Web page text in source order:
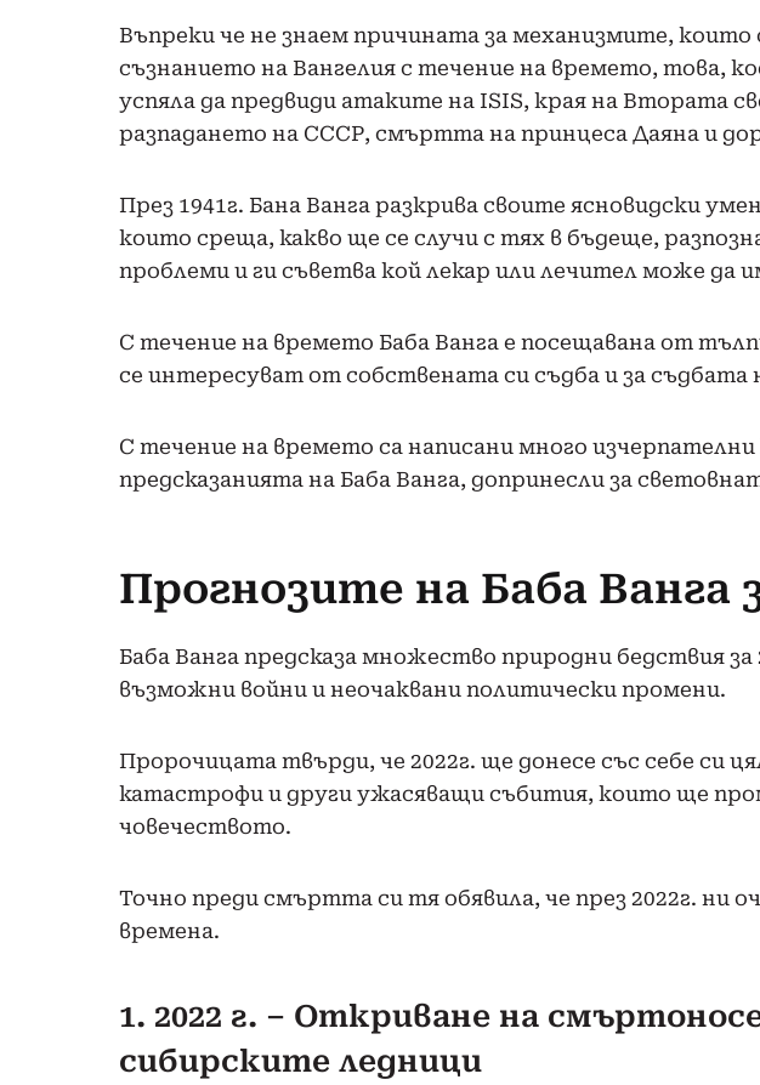
Въпреки че не знаем причината за механизмите, които
съзнанието на Вангелия с течение на времето, това,
успяла да предвиди атаките на ISIS, края на Втората
разпадането на СССР, смъртта на принцеса Даяна и
През 1941г. Бана Ванга разкрива своите ясновидски
които среща, какво ще се случи с тях в бъдеще,
проблеми и ги съветва кой лекар или лечител може да
С течение на времето Баба Ванга е посещавана от
се интересуват от собствената си съдба и за съдбата
С течение на времето са написани много
предсказанията на Баба Ванга, допринесли за
Прогнозите на Баба Ванга
Баба Ванга предсказа множество природни бедствия
възможни войни и неочаквани политически промени.
Пророчицата твърди, че 2022г. ще донесе със себе си
катастрофи и други ужасяващи събития, които ще
човечеството.
Точно преди смъртта си тя обявила, че през 2022г. ни
времена.
1. 2022 г. – Откриване на
сибирските ледници